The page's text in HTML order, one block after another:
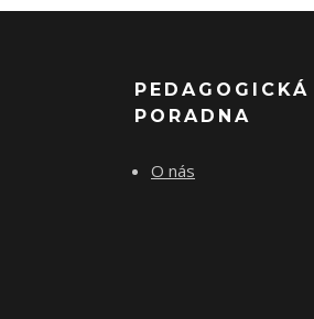
PEDAGOGICKÁ
PORADNA
O nás